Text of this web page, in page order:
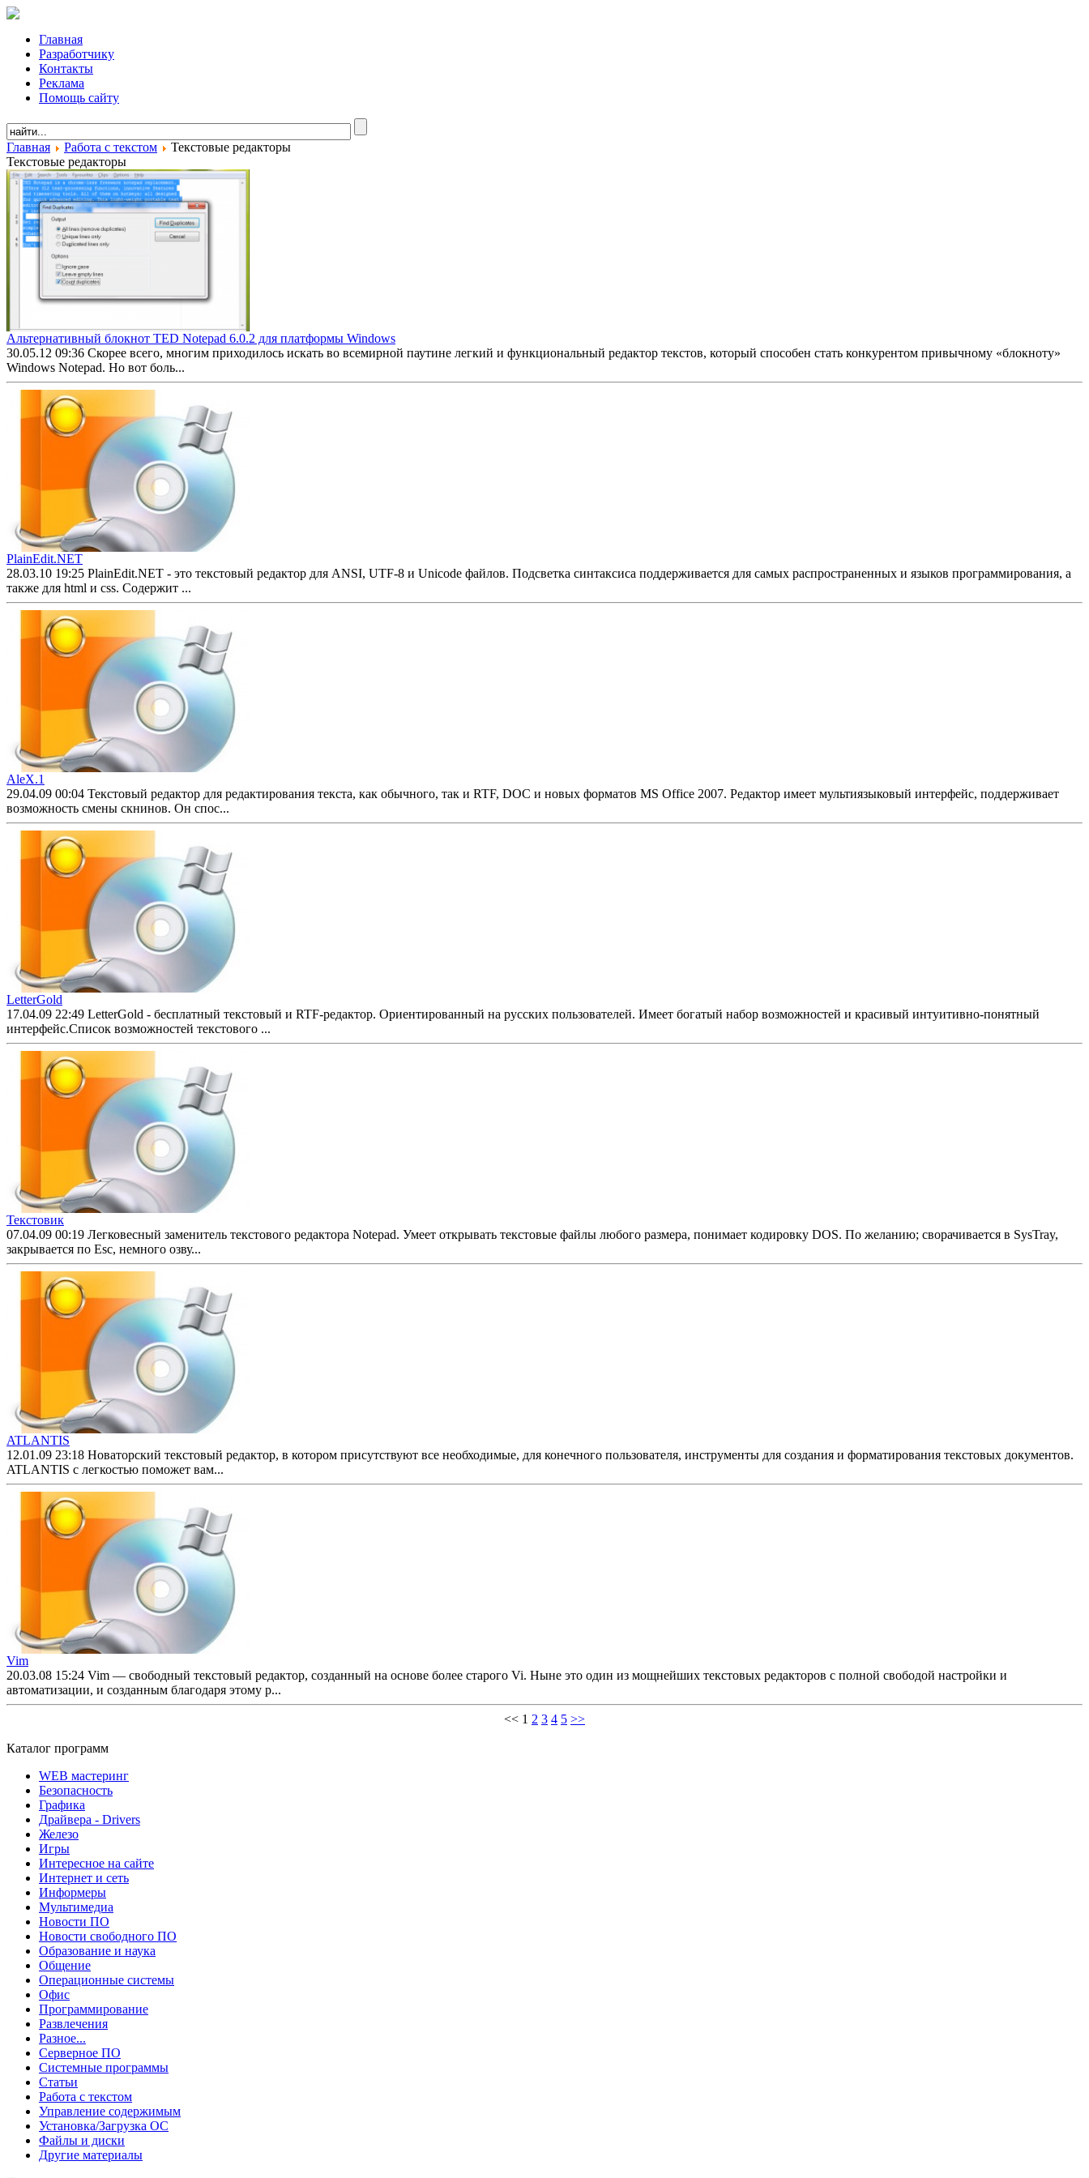
Главная
Разработчику
Контакты
Реклама
Помощь сайту
Главная Работа с текстом
Текстовые редакторы
Текстовые редакторы
Альтернативный блокнот TED Notepad 6.0.2 для платформы Windows
30.05.12 09:36 Скорее всего, многим приходилось искать во всемирной паутине легкий и функциональный редактор текстов, который способен стать конкурентом привычному «блокноту»
Windows Notepad. Но вот боль...
PlainEdit.NET
28.03.10 19:25 PlainEdit.NET - это текстовый редактор для ANSI, UTF-8 и Unicode файлов. Подсветка синтаксиса поддерживается для самых распространенных и языков программирования, а
также для html и css. Содержит ...
AleX.1
29.04.09 00:04 Текстовый редактор для редактирования текста, как обычного, так и RTF, DOC и новых форматов MS Office 2007. Редактор имеет мультиязыковый интерфейс, поддерживает
возможность смены скнинов. Он спос...
LetterGold
17.04.09 22:49 LetterGold - бесплатный текстовый и RTF-редактор. Ориентированный на русских пользователей. Имеет богатый набор возможностей и красивый интуитивно-понятный
интерфейс.Список возможностей текстового ...
Текстовик
07.04.09 00:19 Легковесный заменитель текстового редактора Notepad. Умеет открывать текстовые файлы любого размера, понимает кодировку DOS. По желанию; сворачивается в SysTray,
закрывается по Esc, немного озву...
ATLANTIS
12.01.09 23:18 Новаторский текстовый редактор, в котором присутствуют все необходимые, для конечного пользователя, инструменты для создания и форматирования текстовых документов.
ATLANTIS с легкостью поможет вам...
Vim
20.03.08 15:24 Vim — свободный текстовый редактор, созданный на основе более старого Vi. Ныне это один из мощнейших текстовых редакторов с полной свободой настройки и
автоматизации, и созданным благодаря этому р...
<< 1 2 3 4 5 >>
Каталог программ
WEB мастеринг
Безопасность
Графика
Драйвера - Drivers
Железо
Игры
Интересное на сайте
Интернет и сеть
Информеры
Мультимедиа
Новости ПО
Новости свободного ПО
Образование и наука
Общение
Операционные системы
Офис
Программирование
Развлечения
Разное...
Серверное ПО
Системные программы
Статьи
Работа с текстом
Управление содержимым
Установка/Загрузка ОС
Файлы и диски
Другие материалы